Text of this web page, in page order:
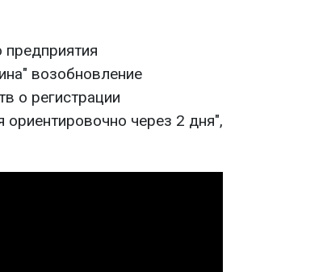
возобновление
о регистрации
ориентировочно через 2 дня",